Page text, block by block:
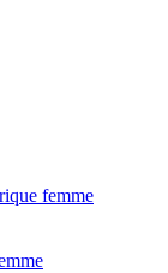
femme